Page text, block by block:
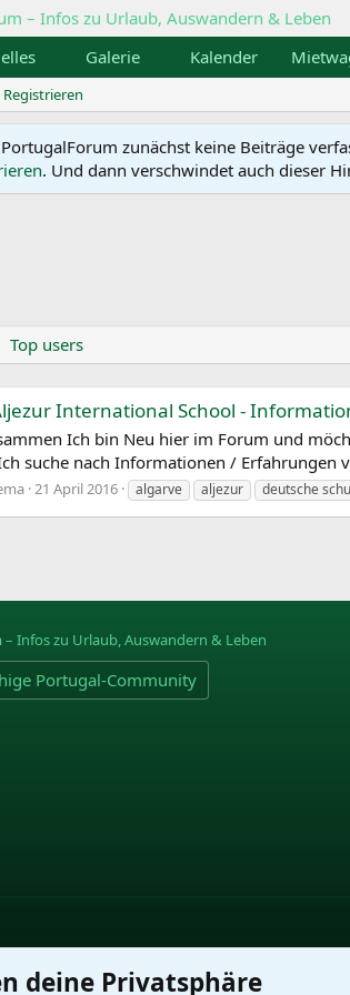
Galerie Kalender
Registrieren
zunächst keine Beiträge
. Und dann verschwindet auch dieser
Top users
International School -
Ich bin Neu hier im Forum und
suche nach Informationen / Erfahrungen
21 April 2016 algarve aljezur deutsche
Portugal-Community
deine Privatsphäre